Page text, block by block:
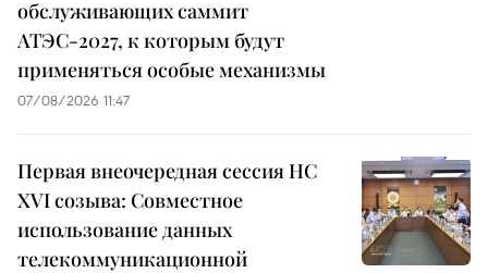
обслуживающих саммит
АТЭС-2027, к которым будут
применяться особые механизмы
07/08/2026 11:47
Первая внеочередная сессия НС
XVI созыва: Совместное
использование данных
телекоммуникационной